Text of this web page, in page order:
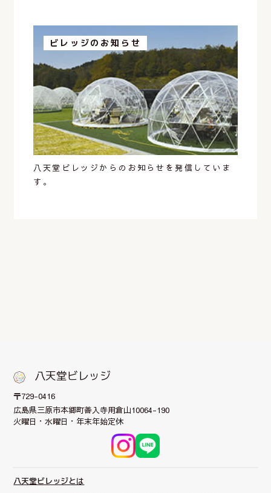
ビレッジのお知らせ
八天堂ビレッジからのお知らせを発信していま
す。
八天堂ビレッジ
〒729-0416
広島県三原市本郷町善入寺用倉山10064-190
火曜日・水曜日・年末年始定休
八天堂ビレッジとは